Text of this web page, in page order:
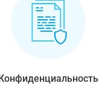
Конфиденциальность